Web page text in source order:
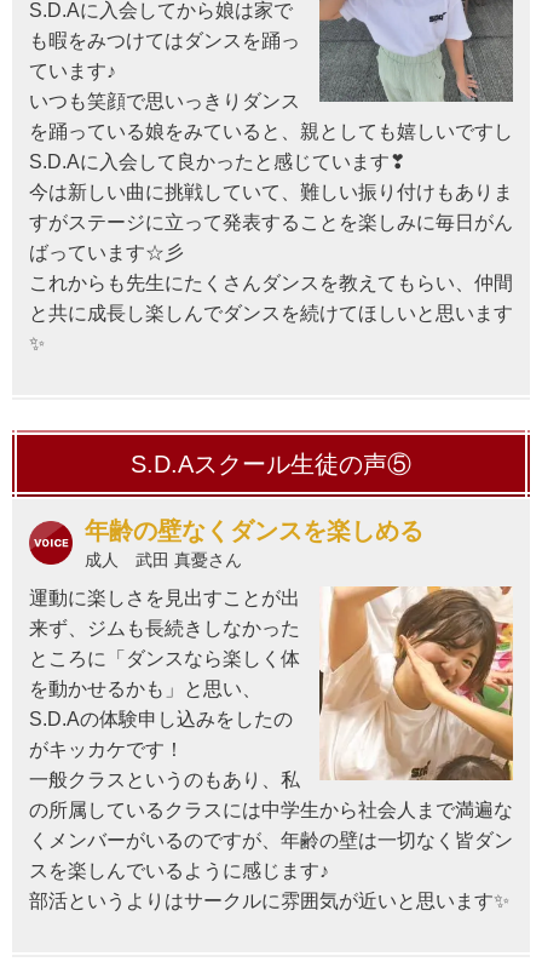
S.D.Aに入会してから娘は家で
も暇をみつけてはダンスを踊っ
ています♪
いつも笑顔で思いっきりダンス
を踊っている娘をみていると、親としても嬉しいですし
S.D.Aに入会して良かったと感じています❣
今は新しい曲に挑戦していて、難しい振り付けもありま
すがステージに立って発表することを楽しみに毎日がん
ばっています☆彡
これからも先生にたくさんダンスを教えてもらい、仲間
と共に成長し楽しんでダンスを続けてほしいと思います
✨
S.D.Aスクール生徒の声⑤
年齢の壁なくダンスを楽しめる
成人 武田 真憂さん
運動に楽しさを見出すことが出
来ず、ジムも長続きしなかった
ところに「ダンスなら楽しく体
を動かせるかも」と思い、
S.D.Aの体験申し込みをしたの
がキッカケです！
一般クラスというのもあり、私
の所属しているクラスには中学生から社会人まで満遍な
くメンバーがいるのですが、年齢の壁は一切なく皆ダン
スを楽しんでいるように感じます♪
部活というよりはサークルに雰囲気が近いと思います✨